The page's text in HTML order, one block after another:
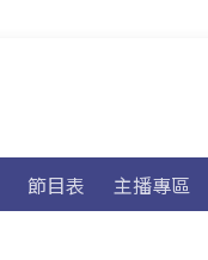
節目表 主播專區